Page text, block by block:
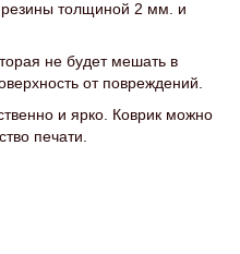
резины толщиной 2 мм. и
не будет мешать в
от повреждений.
и ярко. Коврик можно
печати.